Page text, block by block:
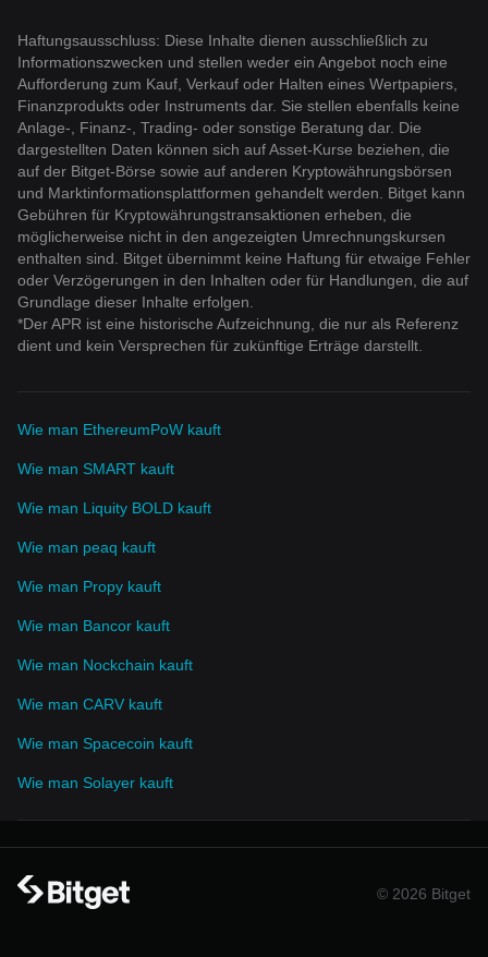
Haftungsausschluss: Diese Inhalte dienen ausschließlich zu
Informationszwecken und stellen weder ein Angebot noch eine
Aufforderung zum Kauf, Verkauf oder Halten eines Wertpapiers,
Finanzprodukts oder Instruments dar. Sie stellen ebenfalls keine
Anlage-, Finanz-, Trading- oder sonstige Beratung dar. Die
dargestellten Daten können sich auf Asset-Kurse beziehen, die
auf der Bitget-Börse sowie auf anderen Kryptowährungsbörsen
und Marktinformationsplattformen gehandelt werden. Bitget kann
Gebühren für Kryptowährungstransaktionen erheben, die
möglicherweise nicht in den angezeigten Umrechnungskursen
enthalten sind. Bitget übernimmt keine Haftung für etwaige Fehler
oder Verzögerungen in den Inhalten oder für Handlungen, die auf
Grundlage dieser Inhalte erfolgen.
*Der APR ist eine historische Aufzeichnung, die nur als Referenz
dient und kein Versprechen für zukünftige Erträge darstellt.
Wie man EthereumPoW kauft
Wie man SMART kauft
Wie man Liquity BOLD kauft
Wie man peaq kauft
Wie man Propy kauft
Wie man Bancor kauft
Wie man Nockchain kauft
Wie man CARV kauft
Wie man Spacecoin kauft
Wie man Solayer kauft
© 2026 Bitget